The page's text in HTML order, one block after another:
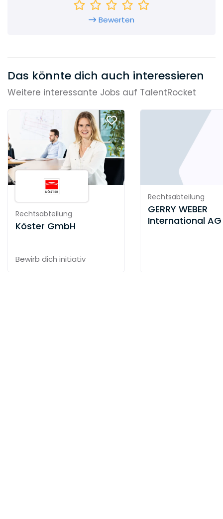
Bewerten
Das könnte dich auch interessieren
Weitere interessante Jobs auf TalentRocket
Rechtsabteilung
Köster GmbH
Bewirb dich initiativ
Rechtsabteilung
GERRY WEBER
International AG